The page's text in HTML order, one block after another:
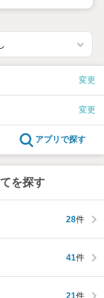
変更
変更
アプリで探す
を探す
28件
41件
21件